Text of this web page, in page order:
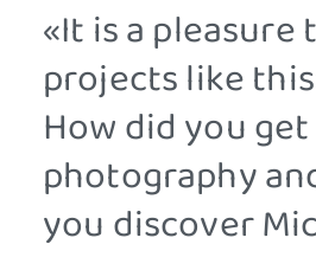
«It is a pleasure
projects like
How did you
photography
you discover